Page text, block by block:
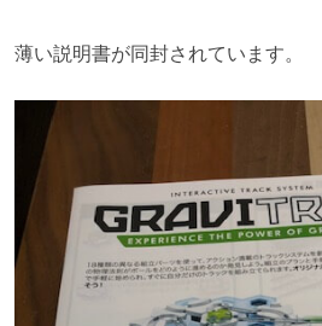
薄い説明書が同封されています。